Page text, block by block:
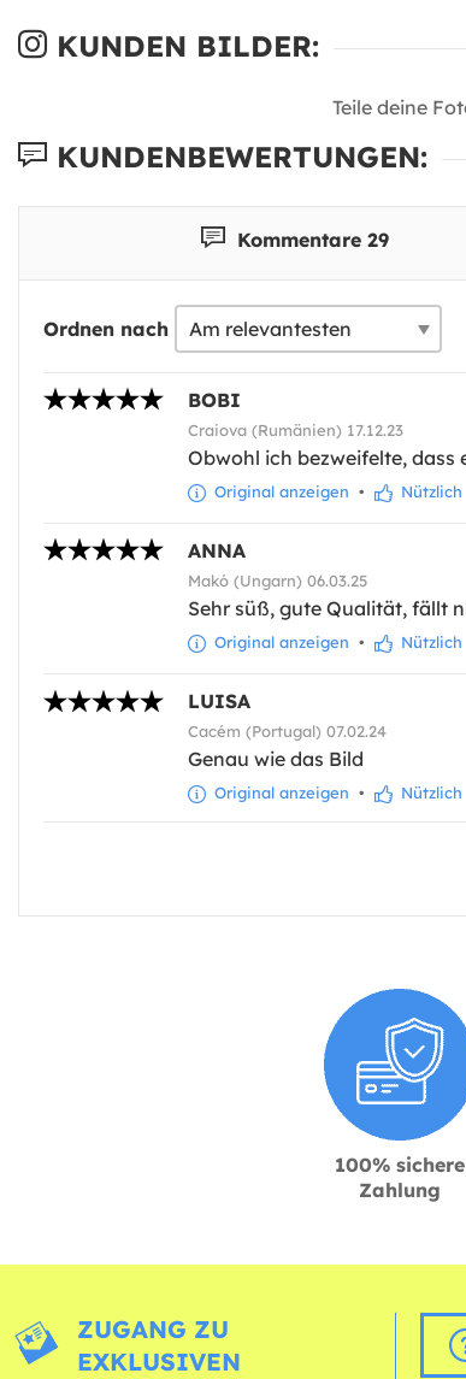
KUNDEN BILDER:
Teile deine
KUNDENBEWERTUNGEN:
Kommentare 29
Ordnen nach
BOBI
Craiova (Rumänien) 17.12.23
Obwohl ich bezweifelte, dass
Original anzeigen • Nützlich
ANNA
Makó (Ungarn) 06.03.25
Sehr süß, gute Qualität, fällt
Original anzeigen • Nützlich
LUISA
Cacém (Portugal) 07.02.24
Genau wie das Bild
Original anzeigen • Nützlich
100% sichere
Zahlung
ZUGANG ZU
EXKLUSIVEN